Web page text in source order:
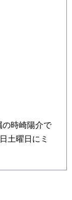
時崎陽介で
土曜日にミ